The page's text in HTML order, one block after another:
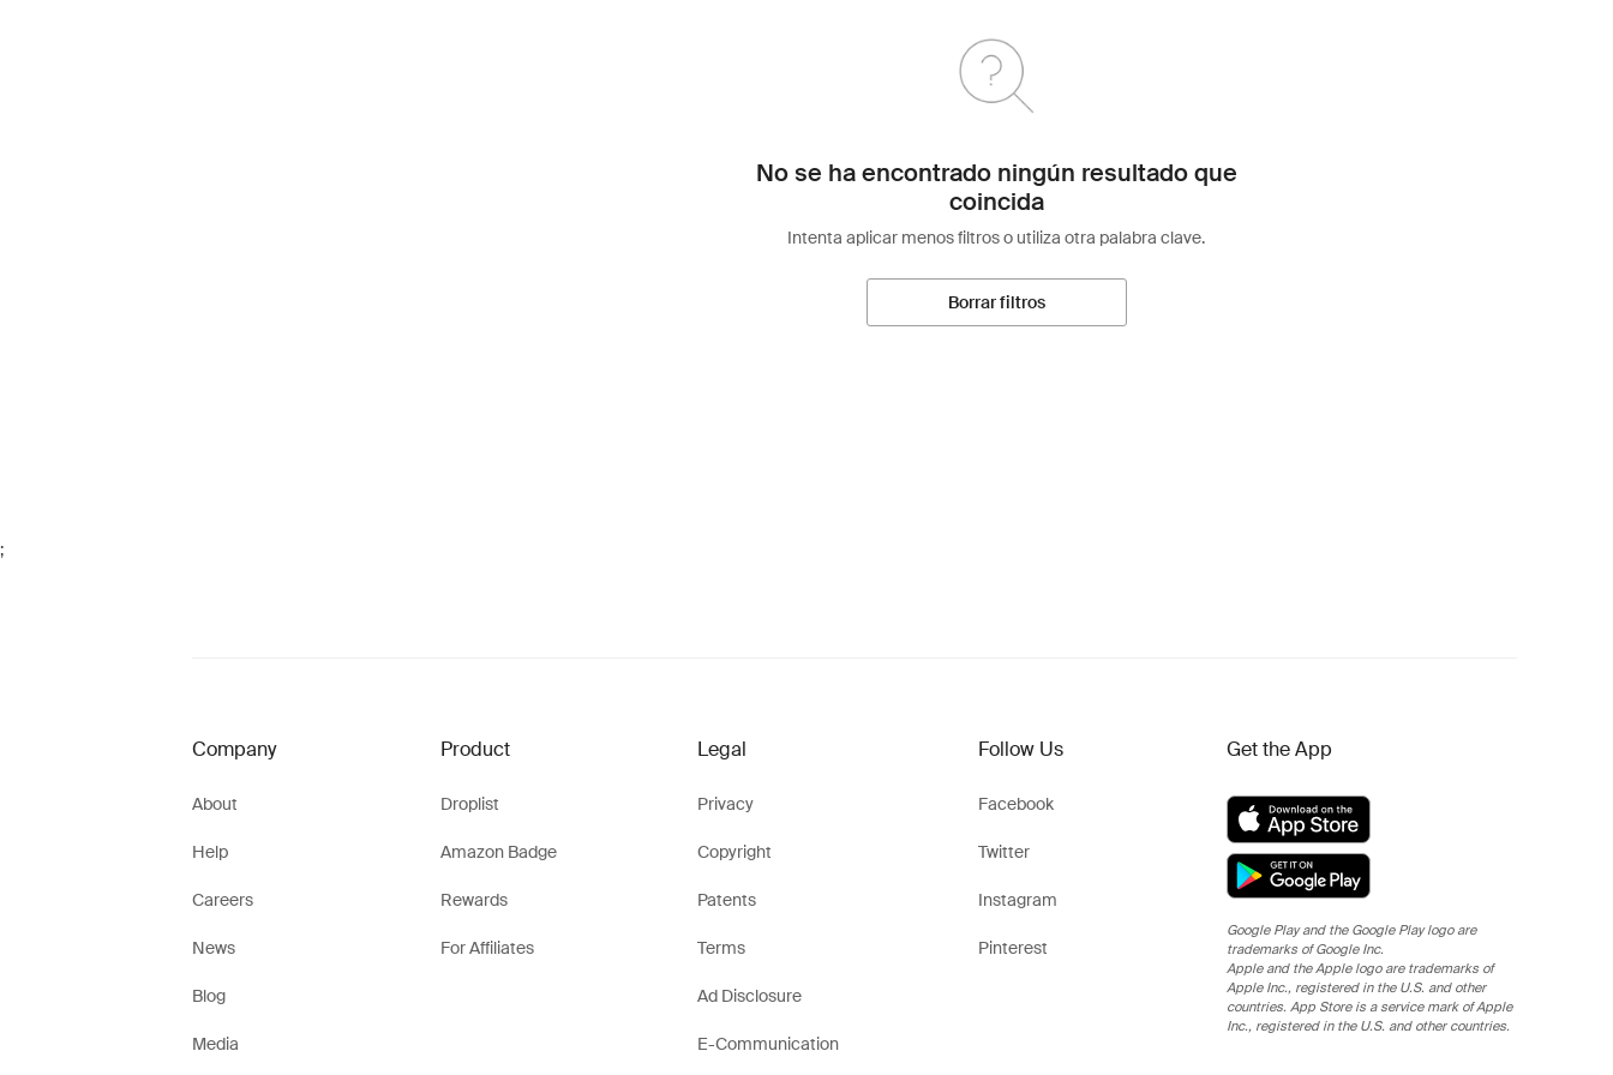
No se ha encontrado ningún resultado que
coincida
Intenta aplicar menos filtros o utiliza otra palabra clave.
Borrar filtros
;
Company
About
Help
Careers
News
Blog
Media
Product
Droplist
Amazon Badge
Rewards
For Affiliates
Legal
Privacy
Copyright
Patents
Terms
Ad Disclosure
E-Communication
Follow Us
Facebook
Twitter
Instagram
Pinterest
Get the App
Google Play and the Google Play logo are
trademarks of Google Inc.
Apple and the Apple logo are trademarks of
Apple Inc., registered in the U.S. and other
countries. App Store is a service mark of Apple
Inc., registered in the U.S. and other countries.